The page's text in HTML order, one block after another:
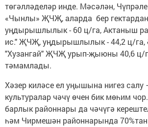
төгәлләделәр инде. Мәсәлән,
«Чынлы» ҖЧҖ, аларда бер гектардан
уңдырышлылык - 60 ц/га, Актаныш
ис." ҖЧҖ, уңдырышлылык - 44,2 ц/га,
"Хузангай" ҖЧҖ урып-җыюны 40,6 ц/
тәмамлады.
Хәзер киләсе ел уңышына нигез салу
культуралар чәчү өчен бик мөһим
барлык районнары да чәчүгә
һәм Чирмешән районнарында 70%тан